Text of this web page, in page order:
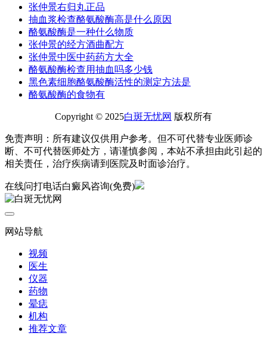
张仲景右归丸正品
抽血浆检查酪氨酸酶高是什么原因
酪氨酸酶是一种什么物质
张仲景的经方酒曲配方
张仲景中医中药药方大全
酪氨酸酶检查用抽血吗多少钱
黑色素细胞酪氨酸酶活性的测定方法是
酪氨酸酶的食物有
Copyright © 2025白斑无忧网 版权所有
免责声明：所有建议仅供用户参考。但不可代替专业医师诊
断、不可代替医师处方，请谨慎参阅，本站不承担由此引起的
相关责任，治疗疾病请到医院及时面诊治疗。
在线问打电话白癜风咨询(免费)
网站导航
视频
医生
仪器
药物
晕痣
机构
推荐文章